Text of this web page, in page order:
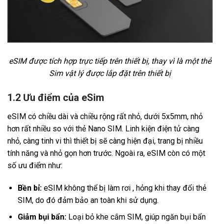
eSIM được tích hợp trực tiếp trên thiết bị, thay vì là một thẻ
Sim vật lý được lắp đặt trên thiết bị
1.2 Ưu điểm của eSim
eSIM có chiều dài và chiều rộng rất nhỏ, dưới 5x5mm, nhỏ
hơn rất nhiều so với thẻ Nano SIM. Linh kiện điện tử càng
nhỏ, càng tinh vi thì thiết bị sẽ càng hiện đại, trang bị nhiều
tính năng và nhỏ gọn hơn trước. Ngoài ra, eSIM còn có một
số ưu điểm như:
Bền bỉ:eSIM không thể bị làm rơi , hỏng khi thay đổi thẻ
SIM, do đó đảm bảo an toàn khi sử dụng.
Giảm bụi bẩn:Loại bỏ khe cắm SIM, giúp ngăn bụi bẩn